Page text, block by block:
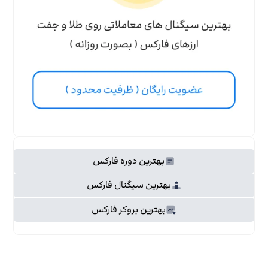
بهترین دوره فارکس
بهترین سیگنال فارکس
بهترین بروکر فارکس